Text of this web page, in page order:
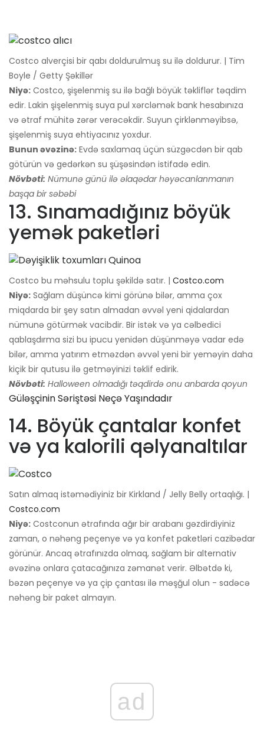
Costco alverçisi bir qabı doldurulmuş su ilə doldurur. | Tim
Boyle / Getty Şəkillər
Niyə: Costco, şişelenmiş su ilə bağlı böyük təkliflər təqdim
edir. Lakin şişelenmiş suya pul xərcləmək bank hesabınıza
və ətraf mühitə zərər verəcəkdir. Suyun çirklənməyibsə,
şişelenmiş suya ehtiyacınız yoxdur.
Bunun əvəzinə: Evdə saxlamaq üçün süzgəcdən bir qab
götürün və gedərkən su şüşəsindən istifadə edin.
Növbəti: Nümunə günü ilə əlaqədar həyəcanlanmanın
başqa bir səbəbi
13. Sınamadığınız böyük
yemək paketləri
Costco bu məhsulu toplu şəkildə satır. | Costco.com
Niyə: Sağlam düşüncə kimi görünə bilər, amma çox
miqdarda bir şey satın almadan əvvəl yeni qidalardan
nümunə götürmək vacibdir. Bir istək və ya cəlbedici
qablaşdırma sizi bu ipucu yenidən düşünməyə vadar edə
bilər, amma yatırım etməzdən əvvəl yeni bir yeməyin daha
kiçik bir qutusu ilə getməyinizi təklif edirik.
Növbəti: Halloween olmadığı təqdirdə onu anbarda qoyun
Güləşçinin Səriştəsi Neçə Yaşındadır
14. Böyük çantalar konfet
və ya kalorili qəlyanaltılar
Satın almaq istəmədiyiniz bir Kirkland / Jelly Belly ortaqlığı. |
Costco.com
Niyə: Costconun ətrafında ağır bir arabanı gəzdirdiyiniz
zaman, o nəhəng peçenye və ya konfet paketləri cazibədar
görünür. Ancaq ətrafınızda olmaq, sağlam bir alternativ
əvəzinə onlara çatacağınıza zəmanət verir. Əlbətdə ki,
bəzən peçenye və ya çip çantası ilə məşğul olun - sadəcə
nəhəng bir paket almayın.
ad